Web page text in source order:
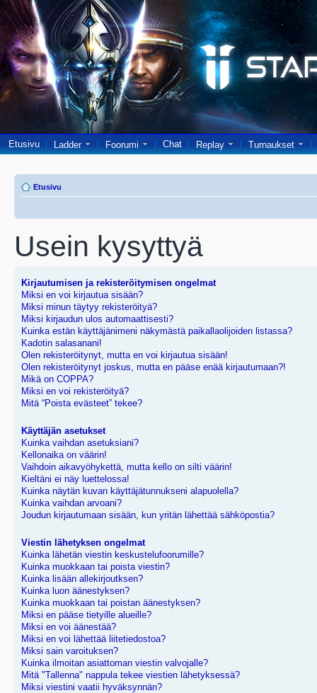
Etusivu Ladder Foorumi Chat Replay Turnaukset
Etusivu
Usein kysyttyä
Kirjautumisen ja rekisteröitymisen ongelmat
Miksi en voi kirjautua sisään?
Miksi minun täytyy rekisteröityä?
Miksi kirjaudun ulos automaattisesti?
Kuinka estän käyttäjänimeni näkymästä paikallaolijoiden listassa?
Kadotin salasanani!
Olen rekisteröitynyt, mutta en voi kirjautua sisään!
Olen rekisteröitynyt joskus, mutta en pääse enää kirjautumaan?!
Mikä on COPPA?
Miksi en voi rekisteröityä?
Mitä “Poista evästeet” tekee?
Käyttäjän asetukset
Kuinka vaihdan asetuksiani?
Kellonaika on väärin!
Vaihdoin aikavyöhykettä, mutta kello on silti väärin!
Kieltäni ei näy luettelossa!
Kuinka näytän kuvan käyttäjätunnukseni alapuolella?
Kuinka vaihdan arvoani?
Joudun kirjautumaan sisään, kun yritän lähettää sähköpostia?
Viestin lähetyksen ongelmat
Kuinka lähetän viestin keskustelufoorumille?
Kuinka muokkaan tai poista viestin?
Kuinka lisään allekirjoutksen?
Kuinka luon äänestyksen?
Kuinka muokkaan tai poistan äänestyksen?
Miksi en pääse tietyille alueille?
Miksi en voi äänestää?
Miksi en voi lähettää liitetiedostoa?
Miksi sain varoituksen?
Kuinka ilmoitan asiattoman viestin valvojalle?
Mitä "Tallenna" nappula tekee viestien lähetyksessä?
Miksi viestini vaatii hyväksynnän?